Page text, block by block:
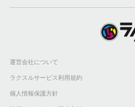
運営会社について
ラクスルサービス利用規約
個人情報保護方針